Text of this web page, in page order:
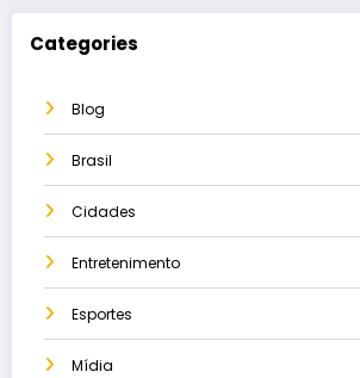
Categories
Blog
Brasil
Cidades
Entretenimento
Esportes
Mídia